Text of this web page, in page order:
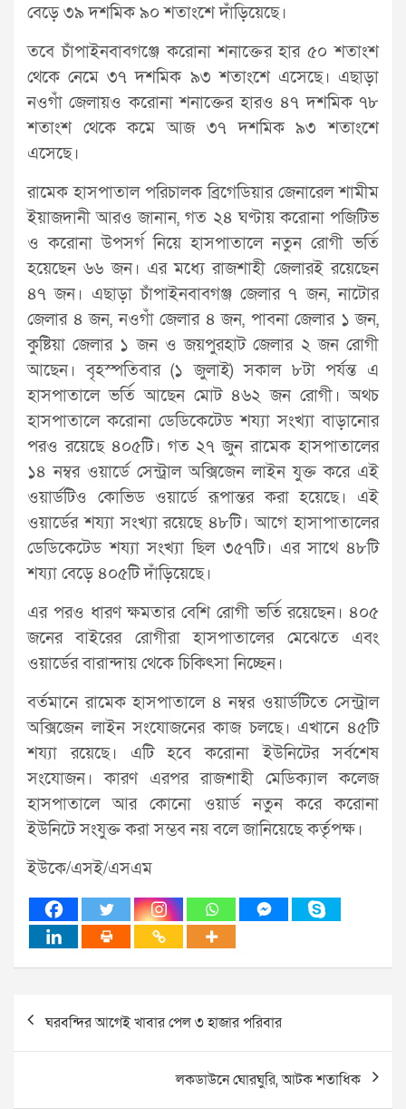
বেড়ে ৩৯ দশমিক ৯০ শতাংশে দাঁড়িয়েছে।
তবে চাঁপাইনবাবগঞ্জে করোনা শনাক্তের হার ৫০ শতাংশ
থেকে নেমে ৩৭ দশমিক ৯৩ শতাংশে এসেছে। এছাড়া
নওগাঁ জেলায়ও করোনা শনাক্তের হারও ৪৭ দশমিক ৭৮
শতাংশ থেকে কমে আজ ৩৭ দশমিক ৯৩ শতাংশে
এসেছে।
রামেক হাসপাতাল পরিচালক ব্রিগেডিয়ার জেনারেল শামীম
ইয়াজদানী আরও জানান, গত ২৪ ঘণ্টায় করোনা পজিটিভ
ও করোনা উপসর্গ নিয়ে হাসপাতালে নতুন রোগী ভর্তি
হয়েছেন ৬৬ জন। এর মধ্যে রাজশাহী জেলারই রয়েছেন
৪৭ জন। এছাড়া চাঁপাইনবাবগঞ্জ জেলার ৭ জন, নাটোর
জেলার ৪ জন, নওগাঁ জেলার ৪ জন, পাবনা জেলার ১ জন,
কুষ্টিয়া জেলার ১ জন ও জয়পুরহাট জেলার ২ জন রোগী
আছেন। বৃহস্পতিবার (১ জুলাই) সকাল ৮টা পর্যন্ত এ
হাসপাতালে ভর্তি আছেন মোট ৪৬২ জন রোগী। অথচ
হাসপাতালে করোনা ডেডিকেটেড শয্যা সংখ্যা বাড়ানোর
পরও রয়েছে ৪০৫টি। গত ২৭ জুন রামেক হাসপাতালের
১৪ নম্বর ওয়ার্ডে সেন্ট্রাল অক্সিজেন লাইন যুক্ত করে এই
ওয়ার্ডটিও কোভিড ওয়ার্ডে রূপান্তর করা হয়েছে। এই
ওয়ার্ডের শয্যা সংখ্যা রয়েছে ৪৮টি। আগে হাসাপাতালের
ডেডিকেটেড শয্যা সংখ্যা ছিল ৩৫৭টি। এর সাথে ৪৮টি
শয্যা বেড়ে ৪০৫টি দাঁড়িয়েছে।
এর পরও ধারণ ক্ষমতার বেশি রোগী ভর্তি রয়েছেন। ৪০৫
জনের বাইরের রোগীরা হাসপাতালের মেঝেতে এবং
ওয়ার্ডের বারান্দায় থেকে চিকিৎসা নিচ্ছেন।
বর্তমানে রামেক হাসপাতালে ৪ নম্বর ওয়ার্ডটিতে সেন্ট্রাল
অক্সিজেন লাইন সংযোজনের কাজ চলছে। এখানে ৪৫টি
শয্যা রয়েছে। এটি হবে করোনা ইউনিটের সর্বশেষ
সংযোজন। কারণ এরপর রাজশাহী মেডিক্যাল কলেজ
হাসপাতালে আর কোনো ওয়ার্ড নতুন করে করোনা
ইউনিটে সংযুক্ত করা সম্ভব নয় বলে জানিয়েছে কর্তৃপক্ষ।
ইউকে/এসই/এসএম
Post
navigation
ঘরবন্দির আগেই খাবার পেল ৩ হাজার পরিবার
লকডাউনে ঘোরঘুরি, আটক শতাধিক